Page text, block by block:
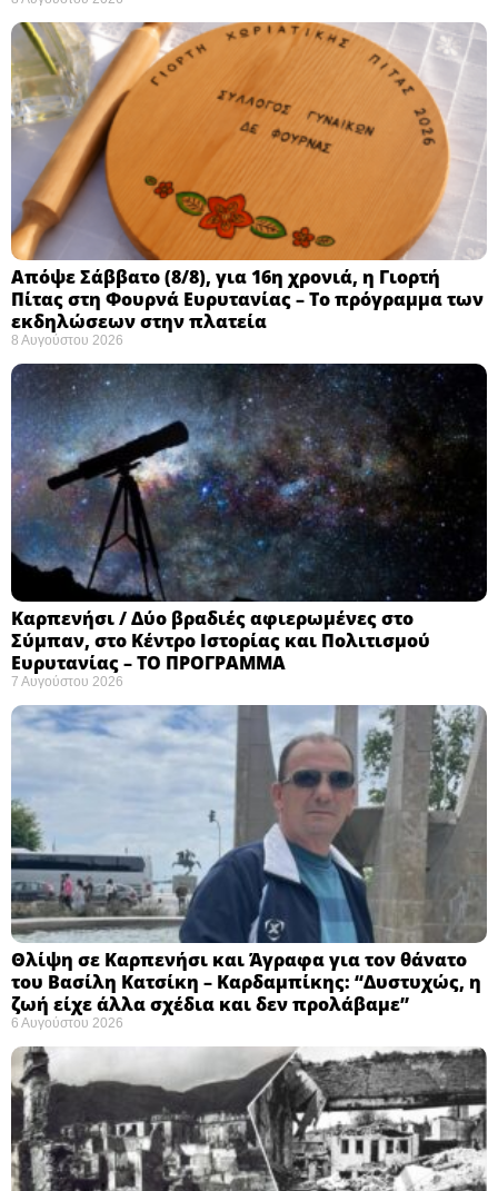
Απόψε Σάββατο (8/8), για 16η χρονιά, η Γιορτή
Πίτας στη Φουρνά Ευρυτανίας – Το πρόγραμμα των
εκδηλώσεων στην πλατεία
8 Αυγούστου 2026
Καρπενήσι / Δύο βραδιές αφιερωμένες στο
Σύμπαν, στο Κέντρο Ιστορίας και Πολιτισμού
Ευρυτανίας – ΤΟ ΠΡΟΓΡΑΜΜΑ
7 Αυγούστου 2026
Θλίψη σε Καρπενήσι και Άγραφα για τον θάνατο
του Βασίλη Κατσίκη – Καρδαμπίκης: “Δυστυχώς, η
ζωή είχε άλλα σχέδια και δεν προλάβαμε”
6 Αυγούστου 2026